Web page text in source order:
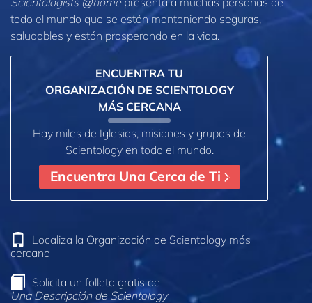
todo el mundo que se están manteniendo seguras,
saludables y están prosperando en la vida.
ENCUENTRA TU
ORGANIZACIÓN DE SCIENTOLOGY
MÁS CERCANA
Hay miles de Iglesias, misiones y grupos de
Scientology en todo el mundo.
Encuentra Una Cerca de Ti
Localiza la Organización de Scientology más
cercana
Solicita un folleto gratis de
Una Descripción de Scientology